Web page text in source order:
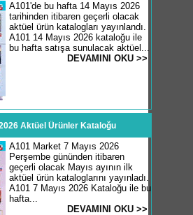
A101'de bu hafta 14 Mayıs 2026
tarihinden itibaren geçerli olacak
aktüel ürün katalogları yayınlandı.
A101 14 Mayıs 2026 kataloğu ile
bu hafta satışa sunulacak aktüel...
DEVAMINI OKU >>
Aktüel Ürünler Kataloğu
A101 Market 7 Mayıs 2026
Perşembe gününden itibaren
geçerli olacak Mayıs ayının ilk
aktüel ürün kataloglarını yayınladı.
A101 7 Mayıs 2026 Kataloğu ile bu
hafta...
DEVAMINI OKU >>